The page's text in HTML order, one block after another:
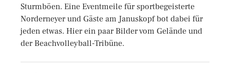
Sturmböen. Eine Eventmeile für sportbegeisterte
Norderneyer und Gäste am Januskopf bot dabei für
jeden etwas. Hier ein paar Bilder vom Gelände und
der Beachvolleyball-Tribüne.